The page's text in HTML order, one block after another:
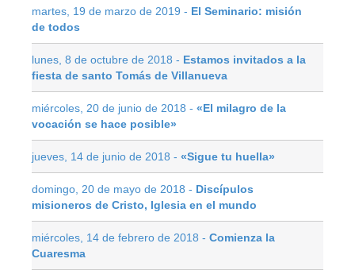
martes, 19 de marzo de 2019 - El Seminario: misión
de todos
lunes, 8 de octubre de 2018 - Estamos invitados a la
fiesta de santo Tomás de Villanueva
miércoles, 20 de junio de 2018 - «El milagro de la
vocación se hace posible»
jueves, 14 de junio de 2018 - «Sigue tu huella»
domingo, 20 de mayo de 2018 - Discípulos
misioneros de Cristo, Iglesia en el mundo
miércoles, 14 de febrero de 2018 - Comienza la
Cuaresma